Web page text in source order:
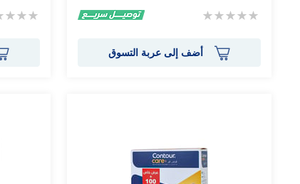
Rating:
أضف إلى عربة التسوق
Rating: